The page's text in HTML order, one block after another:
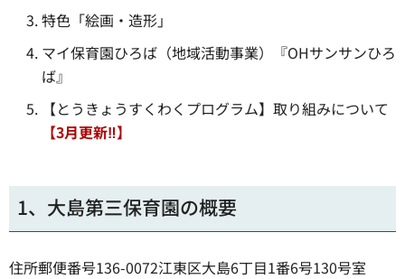
特色「絵画・造形」
マイ保育園ひろば（地域活動事業）『OHサンサンひろ
ば』
【とうきょうすくわくプログラム】取り組みについて
【3月更新‼】
1、大島第三保育園の概要
住所郵便番号136-0072江東区大島6丁目1番6号130号室